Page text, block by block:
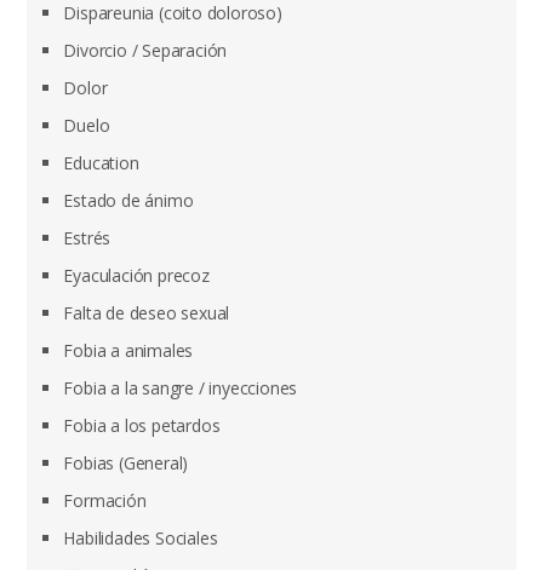
Dispareunia (coito doloroso)
Divorcio / Separación
Dolor
Duelo
Education
Estado de ánimo
Estrés
Eyaculación precoz
Falta de deseo sexual
Fobia a animales
Fobia a la sangre / inyecciones
Fobia a los petardos
Fobias (General)
Formación
Habilidades Sociales